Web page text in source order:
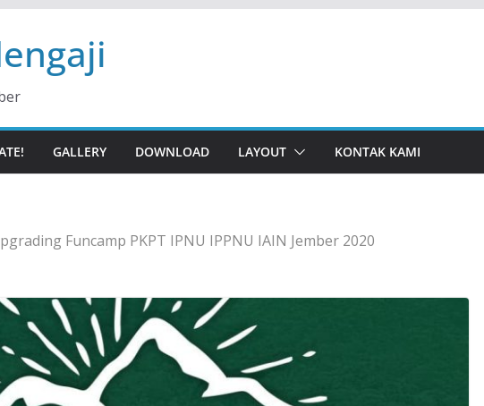
GALLERY DOWNLOAD LAYOUT KONTAK KAMI
Funcamp PKPT IPNU IPPNU IAIN Jember 2020